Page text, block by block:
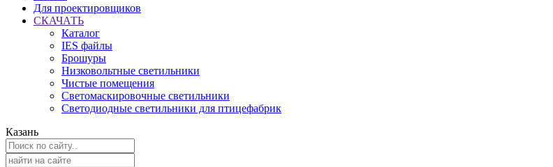
Для проектировщиков
СКАЧАТЬ
Каталог
IES файлы
Брошуры
Низковольтные светильники
Чистые помещения
Светомаскировочные светильники
Светодиодные светильники для птицефабрик
Казань